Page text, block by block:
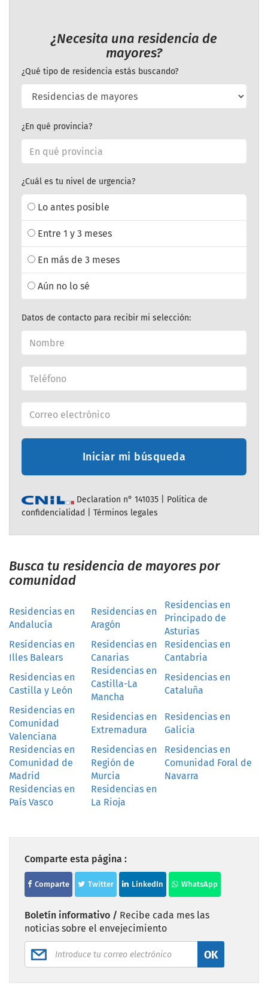
¿Necesita una residencia de
mayores?
¿Qué tipo de residencia estás buscando?
¿En qué provincia?
¿Cuál es tu nivel de urgencia?
Lo antes posible
Entre 1 y 3 meses
En más de 3 meses
Aún no lo sé
Datos de contacto para recibir mi selección:
Iniciar mi búsqueda
Declaration n° 141035 | Politica de
confidencialidad
Términos legales
Busca tu residencia de mayores por
comunidad
Residencias en
Andalucía
Residencias en
Aragón
Residencias en
Principado de
Asturias
Residencias en
Illes Balears
Residencias en
Canarias
Residencias en
Cantabria
Residencias en
Castilla y León
Residencias en
Castilla-La
Mancha
Residencias en
Cataluña
Residencias en
Comunidad
Valenciana
Residencias en
Extremadura
Residencias en
Galicia
Residencias en
Comunidad de
Madrid
Residencias en
Región de
Murcia
Residencias en
Comunidad Foral de
Navarra
Residencias en
País Vasco
Residencias en
La Rioja
Comparte esta página :
Comparte Twitter LinkedIn WhatsApp
Boletín informativo / Recibe cada mes las
noticias sobre el envejecimiento
OK